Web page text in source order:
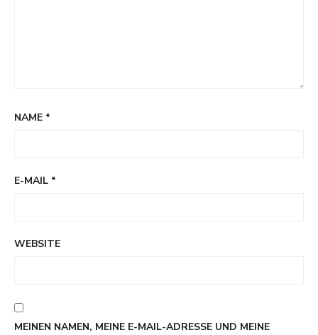
NAME *
E-MAIL *
WEBSITE
MEINEN NAMEN, MEINE E-MAIL-ADRESSE UND MEINE